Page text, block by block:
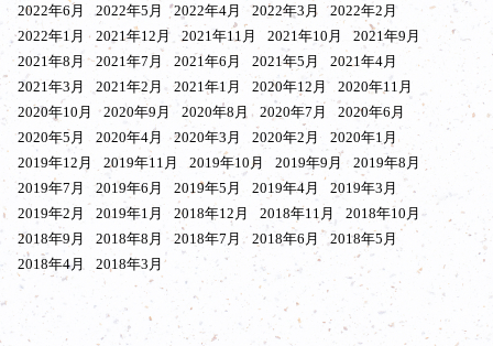
2022年6月
2022年5月 2022年4月 2022年3月
2022年2月
2022年1月
2021年12月 2021年11月 2021年10月
2021年9月
2021年8月
2021年7月 2021年6月 2021年5月
2021年4月
2021年3月
2021年2月 2021年1月 2020年12月
2020年11月
2020年10月
2020年9月 2020年8月 2020年7月
2020年6月
2020年5月
2020年4月 2020年3月 2020年2月
2020年1月
2019年12月
2019年11月 2019年10月 2019年9月
2019年8月
2019年7月
2019年6月 2019年5月 2019年4月
2019年3月
2019年2月
2019年1月 2018年12月 2018年11月
2018年10月
2018年9月
2018年8月 2018年7月 2018年6月
2018年5月
2018年4月
2018年3月